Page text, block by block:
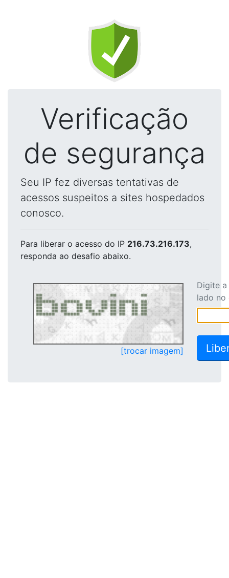
Verificação
de segurança
Seu IP fez diversas tentativas de
acessos suspeitos a sites hospedados
conosco.
Para liberar o acesso do IP 216.73.216.173,
responda ao desafio abaixo.
[trocar imagem]
Digite
lado no